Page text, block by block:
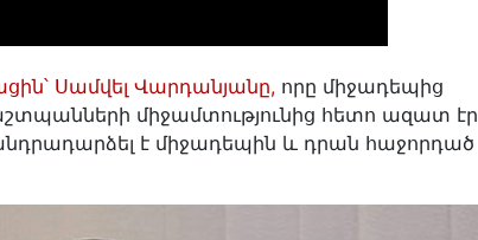
Սամվել Վարդանյանը, որը միջադեպից
միջամտությունից հետո ազատ էր
է միջադեպին և դրան հաջորդած